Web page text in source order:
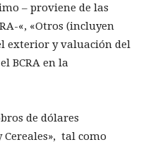
– proviene de las
«, «Otros (incluyen
exterior y valuación del
BCRA en la
de dólares
Cereales», tal como